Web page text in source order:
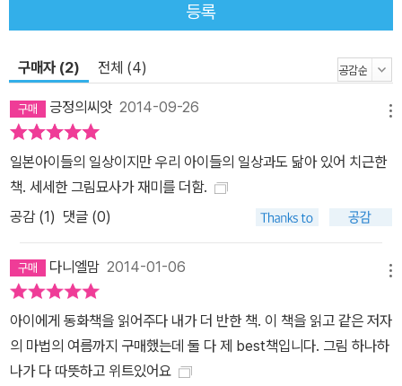
등록
구매자 (2) 전체 (4)
긍정의씨앗 2014-09-26
일본아이들의 일상이지만 우리 아이들의 일상과도 닮아 있어 치근한
책. 세세한 그림묘사가 재미를 더함.
공감 (1) 댓글 (0)
다니엘맘 2014-01-06
아이에게 동화책을 읽어주다 내가 더 반한 책. 이 책을 읽고 같은 저자
의 마법의 여름까지 구매했는데 둘 다 제 best책입니다. 그림 하나하
나가 다 따뜻하고 위트있어요